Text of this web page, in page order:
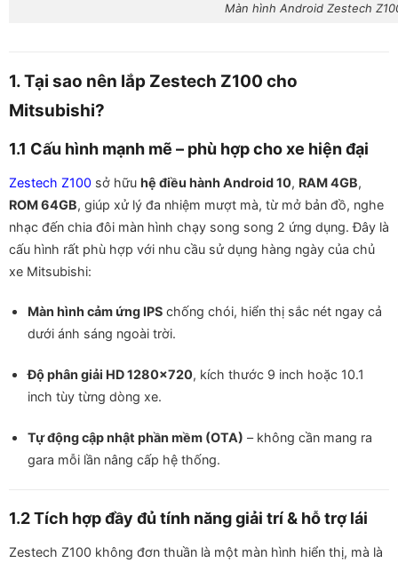
Màn hình Android Zestech
1. Tại sao nên lắp Zestech Z100 cho
Mitsubishi?
1.1 Cấu hình mạnh mẽ – phù hợp cho xe hiện đại
Zestech Z100 sở hữu hệ điều hành Android 10, RAM 4GB,
ROM 64GB, giúp xử lý đa nhiệm mượt mà, từ mở bản đồ, nghe
nhạc đến chia đôi màn hình chạy song song 2 ứng dụng. Đây là
cấu hình rất phù hợp với nhu cầu sử dụng hàng ngày của chủ
xe Mitsubishi:
Màn hình cảm ứng IPSchống chói, hiển thị sắc nét ngay cả
dưới ánh sáng ngoài trời.
Độ phân giải HD 1280×720, kích thước 9 inch hoặc 10.1
inch tùy từng dòng xe.
Tự động cập nhật phần mềm (OTA) – không cần mang ra
gara mỗi lần nâng cấp hệ thống.
1.2 Tích hợp đầy đủ tính năng giải trí & hỗ trợ lái
Zestech Z100 không đơn thuần là một màn hình hiển thị, mà là